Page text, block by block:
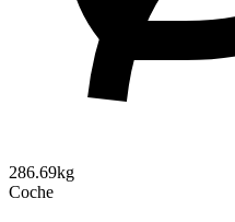
286.69kg
Coche